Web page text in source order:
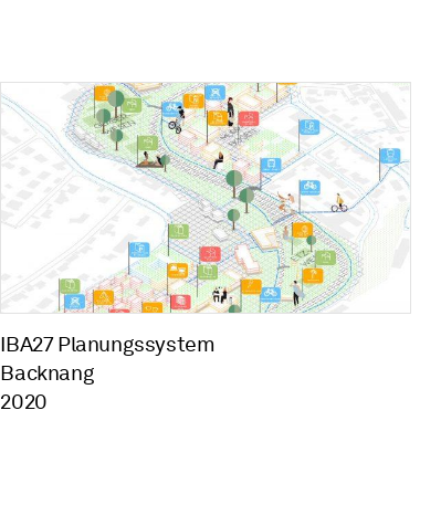
IBA27 Planungssystem
Backnang
2020